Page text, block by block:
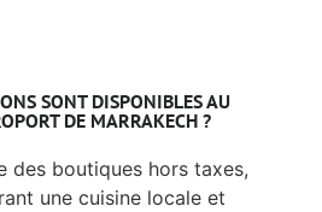
SONT DISPONIBLES AU
DE MARRAKECH ?
des boutiques hors taxes,
une cuisine locale et